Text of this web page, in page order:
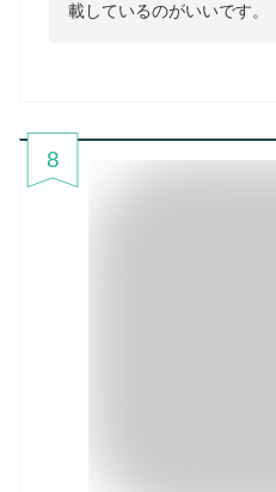
載しているのがいいです。
8